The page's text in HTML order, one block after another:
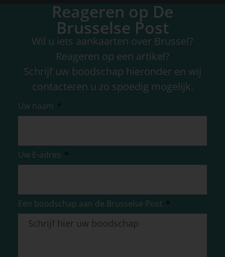
Reageren op De
Brusselse Post
Wil u iets aankaarten over Brussel?
Reageren op een artikel?
Schrijf uw boodschap hieronder en wij
contacteren u zo spoedig mogelijk.
Uw naam
Uw E-adres
Een boodschap aan de Brusselse Post